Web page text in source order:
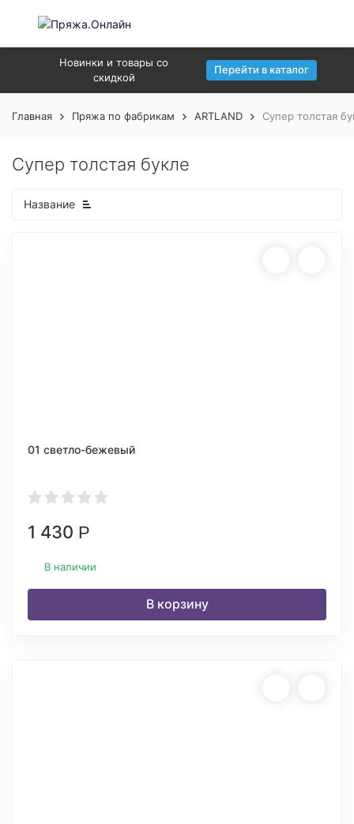
Новинки и товары со
скидкой
Перейти в каталог
Главная Пряжа по фабрикам ARTLAND Супер толстая
Супер толстая букле
Название
01 светло-бежевый
1 430 Р
В наличии
В корзину